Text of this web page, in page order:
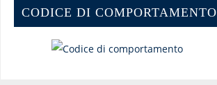
CODICE DI COMPORTAMENTO